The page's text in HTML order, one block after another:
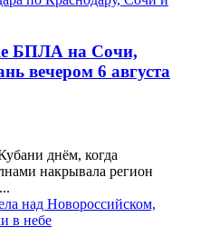
БПЛА на Сочи,
вечером 6 августа
днём, когда
накрывала регион